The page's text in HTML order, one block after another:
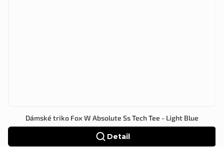
Dámské triko Fox W Absolute Ss Tech Tee - Light Blue
Detail